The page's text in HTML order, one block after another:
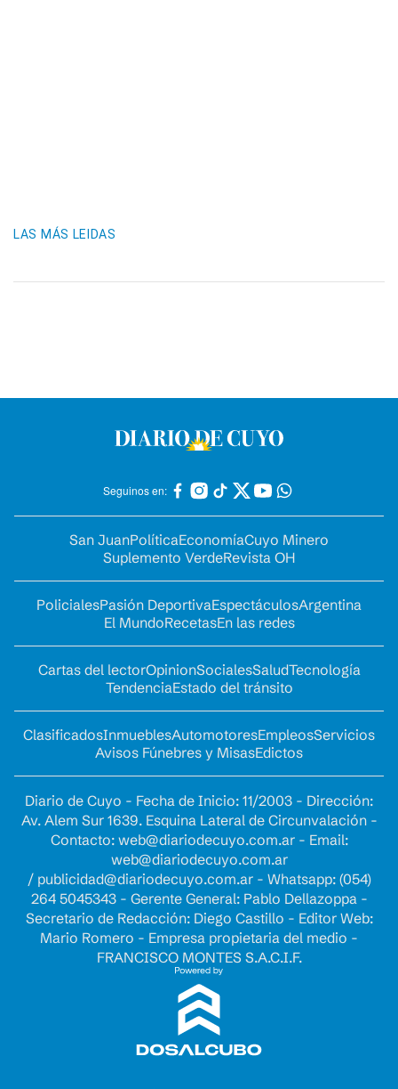
LAS MÁS LEIDAS
Seguinos en:
San JuanPolíticaEconomíaCuyo Minero
Suplemento VerdeRevista OH
PolicialesPasión DeportivaEspectáculosArgentina
El MundoRecetasEn las redes
Cartas del lectorOpinionSocialesSaludTecnología
TendenciaEstado del tránsito
ClasificadosInmueblesAutomotoresEmpleosServicios
Avisos Fúnebres y MisasEdictos
Diario de Cuyo - Fecha de Inicio: 11/2003 - Dirección:
Av. Alem Sur 1639. Esquina Lateral de Circunvalación -
Contacto: web@diariodecuyo.com.ar- Email:
web@diariodecuyo.com.ar
/ publicidad@diariodecuyo.com.ar- Whatsapp: (054)
264 5045343 - Gerente General: Pablo Dellazoppa -
Secretario de Redacción: Diego Castillo - Editor Web:
Mario Romero - Empresa propietaria del medio -
FRANCISCO MONTES S.A.C.I.F.